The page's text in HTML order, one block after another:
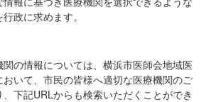
政に求めます。
の情報については、横浜市医師会地域医
いて、市民の皆様へ適切な医療機関のご
下記URLからも検索いただくことができ